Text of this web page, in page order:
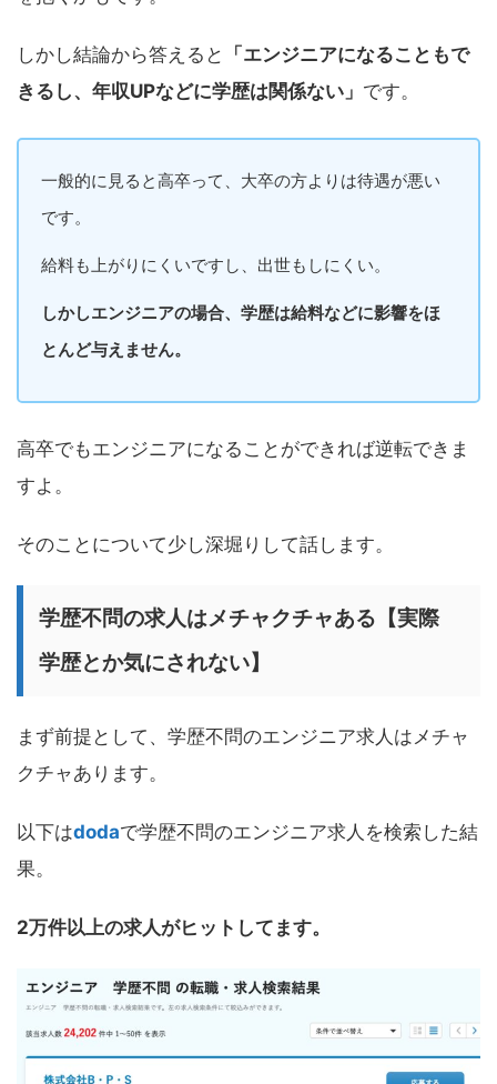
しかし結論から答えると
「エンジニアになることもで
きるし、年収UPなどに学歴は関係ない」 です。
一般的に見ると高卒って、大卒の方よりは待遇が悪い
です。
給料も上がりにくいですし、出世もしにくい。
しかしエンジニアの場合、学歴は給料などに影響をほ
とんど与えません。
高卒でもエンジニアになることができれば逆転できま
すよ。
そのことについて少し深堀りして話します。
学歴不問の求人はメチャクチャある【実際
学歴とか気にされない】
まず前提として、学歴不問のエンジニア求人はメチャ
クチャあります。
以下はdodaで学歴不問のエンジニア求人を検索した結
果。
2万件以上の求人がヒットしてます。